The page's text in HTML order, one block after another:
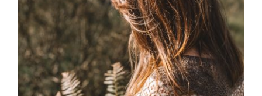
Blog
Contacto
Newsletter